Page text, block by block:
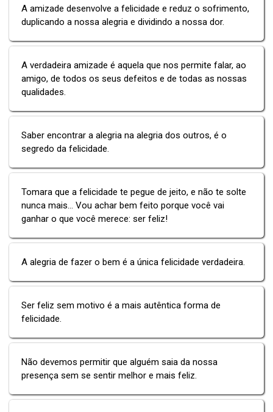
A amizade desenvolve a felicidade e reduz o sofrimento,
duplicando a nossa alegria e dividindo a nossa dor.
A verdadeira amizade é aquela que nos permite falar, ao
amigo, de todos os seus defeitos e de todas as nossas
qualidades.
Saber encontrar a alegria na alegria dos outros, é o
segredo da felicidade.
Tomara que a felicidade te pegue de jeito, e não te solte
nunca mais... Vou achar bem feito porque você vai
ganhar o que você merece: ser feliz!
A alegria de fazer o bem é a única felicidade verdadeira.
Ser feliz sem motivo é a mais autêntica forma de
felicidade.
Não devemos permitir que alguém saia da nossa
presença sem se sentir melhor e mais feliz.